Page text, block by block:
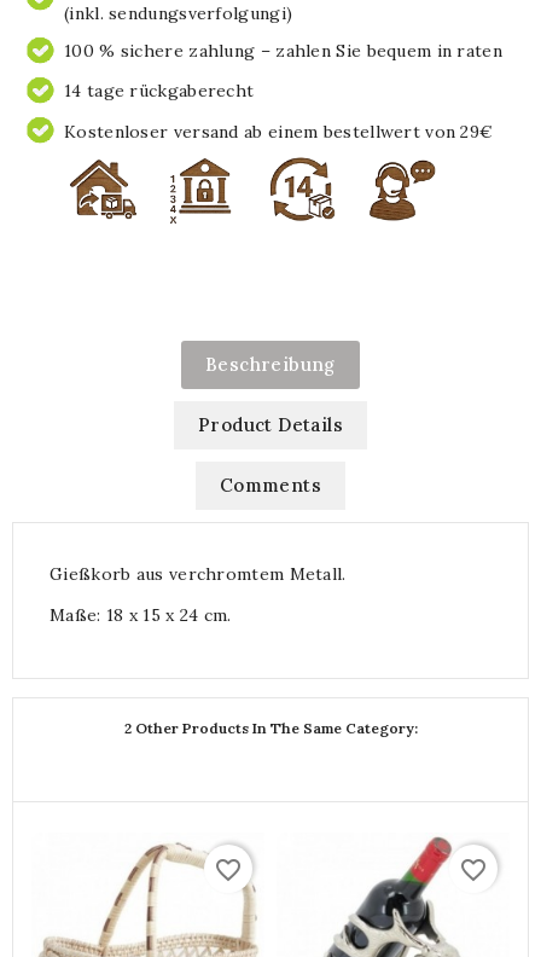
(inkl. sendungsverfolgungi)
100 % sichere zahlung – zahlen Sie bequem in raten
14 tage rückgaberecht
Kostenloser versand ab einem bestellwert von 29€
Beschreibung
Product Details
Comments
Gießkorb aus verchromtem Metall.
Maße: 18 x 15 x 24 cm.
2 Other Products In The Same Category:
favorite_border favorite_border